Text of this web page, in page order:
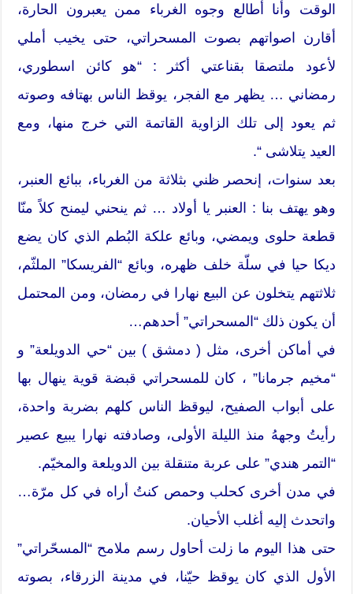
الوقت وأنا أطالع وجوه الغرباء ممن يعبرون الحارة،
أقارن اصواتهم بصوت المسحراتي، حتى يخيب أملي
لأعود ملتصقا بقناعتي أكثر : “هو كائن اسطوري،
رمضاني … يظهر مع الفجر، يوقظ الناس بهتافه وصوته
ثم يعود إلى تلك الزاوية القاتمة التي خرج منها، ومع
العيد يتلاشى “.
بعد سنوات، إنحصر ظني بثلاثة من الغرباء، ببائع العنبر،
وهو يهتف بنا : العنبر يا أولاد … ثم ينحني ليمنح كلاً منّا
قطعة حلوى ويمضي، وبائع علكة البُطم الذي كان يضع
ديكا حيا في سلّة خلف ظهره، وبائع “الفريسكا” الملثّم،
ثلاثتهم يتخلون عن البيع نهارا في رمضان، ومن المحتمل
أن يكون ذلك “المسحراتي” أحدهم…
في أماكن أخرى، مثل ( دمشق ) بين “حي الدويلعة” و
“مخيم جرمانا” ، كان للمسحراتي قبضة قوية ينهال بها
على أبواب الصفيح، ليوقظ الناس كلهم بضربة واحدة،
رأيتُ وجههُ منذ الليلة الأولى، وصادفته نهارا يبيع عصير
“التمر هندي” على عربة متنقلة بين الدويلعة والمخيّم.
في مدن أخرى كحلب وحمص كنتُ أراه في كل مرّة…
واتحدث إليه أغلب الأحيان.
حتى هذا اليوم ما زلت أحاول رسم ملامح “المسحّراتي”
الأول الذي كان يوقظ حيّنا، في مدينة الزرقاء، بصوته